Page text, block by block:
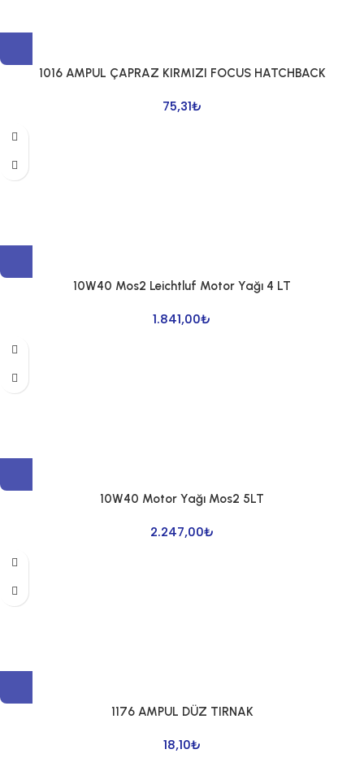
1016 AMPUL ÇAPRAZ KIRMIZI FOCUS HATCHBACK
75,31₺
10W40 Mos2 Leichtluf Motor Yağı 4 LT
1.841,00₺
10W40 Motor Yağı Mos2 5LT
2.247,00₺
1176 AMPUL DÜZ TIRNAK
18,10₺